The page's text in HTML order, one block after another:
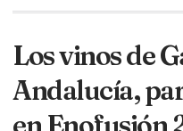
Los vinos de
Andalucía,